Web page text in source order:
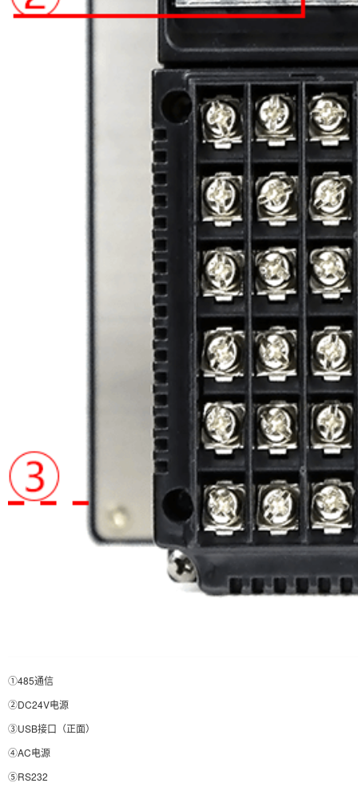
①485通信
②DC24V电源
③USB接口（正面）
④AC电源
⑤RS232